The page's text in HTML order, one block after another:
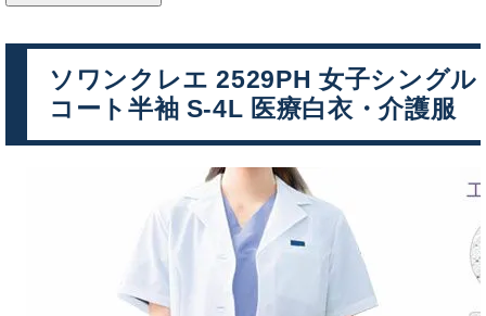
ソワンクレエ 2529PH 女子シングル
コート半袖 S-4L 医療白衣・介護服